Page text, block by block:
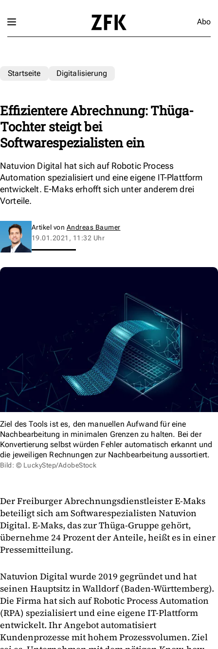
Abo
Startseite Digitalisierung
Effizientere Abrechnung: Thüga-
Tochter steigt bei
Softwarespezialisten ein
Natuvion Digital hat sich auf Robotic Process
Automation spezialisiert und eine eigene IT-Plattform
entwickelt. E-Maks erhofft sich unter anderem drei
Vorteile.
Artikel von Andreas Baumer
19.01.2021, 11:32 Uhr
Ziel des Tools ist es, den manuellen Aufwand für eine
Nachbearbeitung in minimalen Grenzen zu halten. Bei der
Konvertierung selbst würden Fehler automatisch erkannt und
die jeweiligen Rechnungen zur Nachbearbeitung aussortiert.
Bild: © LuckyStep/AdobeStock
Der Freiburger Abrechnungsdienstleister E-Maks
beteiligt sich am Softwarespezialisten Natuvion
Digital. E-Maks, das zur Thüga-Gruppe gehört,
übernehme 24 Prozent der Anteile, heißt es in einer
Pressemitteilung.
Natuvion Digital wurde 2019 gegründet und hat
seinen Hauptsitz in Walldorf (Baden-Württemberg).
Die Firma hat sich auf Robotic Process Automation
(RPA) spezialisiert und eine eigene IT-Plattform
entwickelt. Ihr Angebot automatisiert
Kundenprozesse mit hohem Prozessvolumen. Ziel